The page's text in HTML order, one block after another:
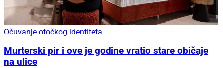
Očuvanje otočkog identiteta
Murterski pir i ove je godine vratio stare običaje
na ulice